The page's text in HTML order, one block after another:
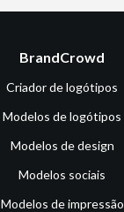
BrandCrowd
Criador de logótipos
Modelos de logótipos
Modelos de design
Modelos sociais
Modelos de impressão